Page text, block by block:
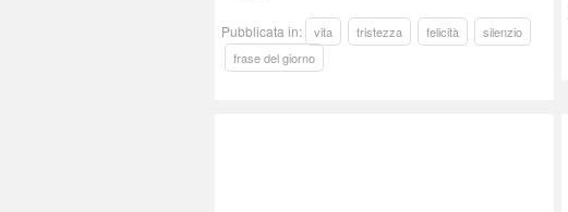
Pubblicata in: vita tristezza felicità
silenzio
frase del giorno